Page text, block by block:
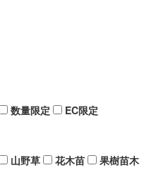
数量限定 EC限定
山野草 花木苗
果樹苗木